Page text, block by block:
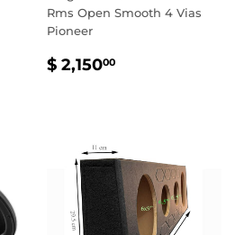
Rms Open Smooth 4 Vias
Pioneer
PRECIO
$ 2,15000